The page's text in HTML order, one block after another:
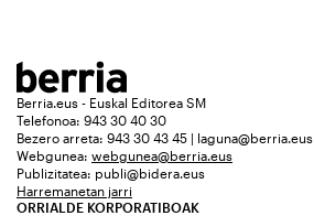
Berria.eus - Euskal Editorea SM
Telefonoa: 943 30 40 30
Bezero arreta: 943 30 43 45 | laguna@berria.eus
Webgunea: webgunea@berria.eus
Publizitatea: publi@bidera.eus
Harremanetan jarri
ORRIALDE KORPORATIBOAK